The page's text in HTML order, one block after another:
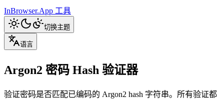
InBrowser.App 工具
切换主题
语言
Argon2 密码 Hash 验证器
验证密码是否匹配已编码的 Argon2 hash 字符串。所有验证都